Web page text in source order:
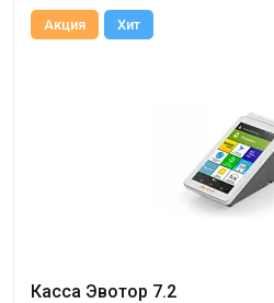
Акция Хит
Касса Эвотор 7.2